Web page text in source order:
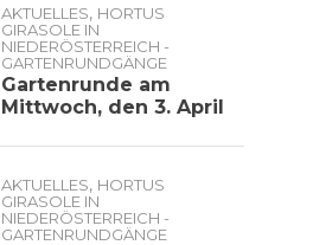
AKTUELLES, HORTUS
GIRASOLE IN
NIEDERÖSTERREICH -
GARTENRUNDGÄNGE
Gartenrunde am
Mittwoch, den 3. April
AKTUELLES, HORTUS
GIRASOLE IN
NIEDERÖSTERREICH -
GARTENRUNDGÄNGE